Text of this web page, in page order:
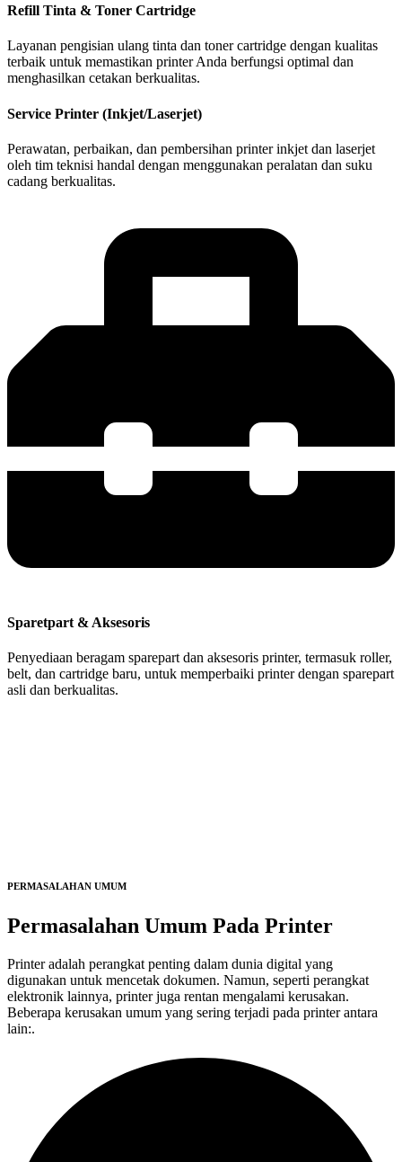
Refill Tinta & Toner Cartridge
Layanan pengisian ulang tinta dan toner cartridge dengan kualitas
terbaik untuk memastikan printer Anda berfungsi optimal dan
menghasilkan cetakan berkualitas.
Service Printer (Inkjet/Laserjet)
Perawatan, perbaikan, dan pembersihan printer inkjet dan laserjet
oleh tim teknisi handal dengan menggunakan peralatan dan suku
cadang berkualitas.
Sparetpart & Aksesoris
Penyediaan beragam sparepart dan aksesoris printer, termasuk roller,
belt, dan cartridge baru, untuk memperbaiki printer dengan sparepart
asli dan berkualitas.
PERMASALAHAN UMUM
Permasalahan Umum Pada Printer
Printer adalah perangkat penting dalam dunia digital yang
digunakan untuk mencetak dokumen. Namun, seperti perangkat
elektronik lainnya, printer juga rentan mengalami kerusakan.
Beberapa kerusakan umum yang sering terjadi pada printer antara
lain:.